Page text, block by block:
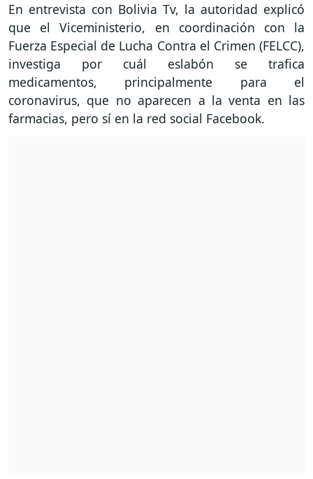
En entrevista con Bolivia Tv, la autoridad explicó
que el Viceministerio, en coordinación con la
Fuerza Especial de Lucha Contra el Crimen (FELCC),
investiga por cuál eslabón se trafica
medicamentos, principalmente para el
coronavirus, que no aparecen a la venta en las
farmacias, pero sí en la red social Facebook.